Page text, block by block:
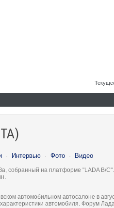
· Интервью · Фото · Видео
собранный на платформе "LADA B/
автомобильном автосалоне в
характеристики автомобиля. Форум